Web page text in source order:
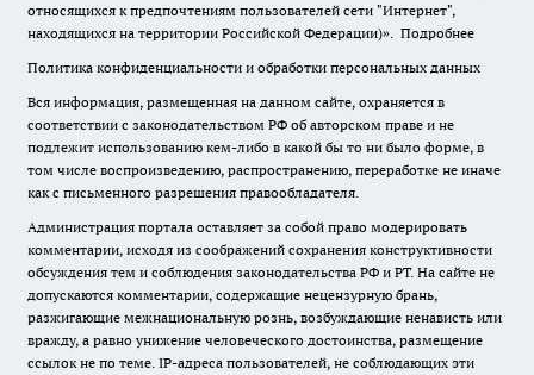
относящихся к предпочтениям пользователей сети "Интернет",
находящихся на территории Российской Федерации)». Подробнее
Политика конфиденциальности и обработки персональных данных
Вся информация, размещенная на данном сайте, охраняется в
соответствии с законодательством РФ об авторском праве и не
подлежит использованию кем-либо в какой бы то ни было форме, в
том числе воспроизведению, распространению, переработке не иначе
как с письменного разрешения правообладателя.
Администрация портала оставляет за собой право модерировать
комментарии, исходя из соображений сохранения конструктивности
обсуждения тем и соблюдения законодательства РФ и РТ. На сайте не
допускаются комментарии, содержащие нецензурную брань,
разжигающие межнациональную рознь, возбуждающие ненависть или
вражду, а равно унижение человеческого достоинства, размещение
ссылок не по теме. IP-адреса пользователей, не соблюдающих эти